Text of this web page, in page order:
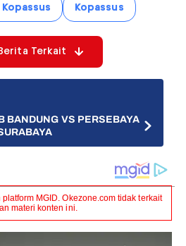
Kopassus Kopassus
Terkait
BANDUNG VS PERSEBAYA